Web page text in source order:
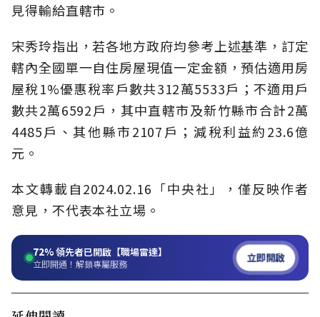
見得輸給直轄市。
宋秀玲指出，若各地方政府均參考上述基準，訂定
轄內全國單一自住房屋現值一定金額，預估適用房
屋稅1%優惠稅率戶數共312萬5533戶；不適用戶
數共2萬6592戶，其中直轄市及新竹縣市合計2萬
4485戶、其他縣市2107戶；減稅利益約23.6億
元。
本文轉載自2024.02.16「中央社」，僅反映作者
意見，不代表本社立場。
72%領先者已開啟【職場雷達】
立即開通！解鎖專屬服務 立即開啟